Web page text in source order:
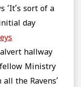
‘It’s sort of a
day
hallway
fellow Ministry
the Ravens’